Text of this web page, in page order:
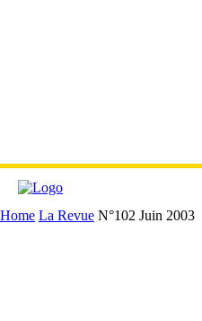
Home La Revue N°102 Juin 2003